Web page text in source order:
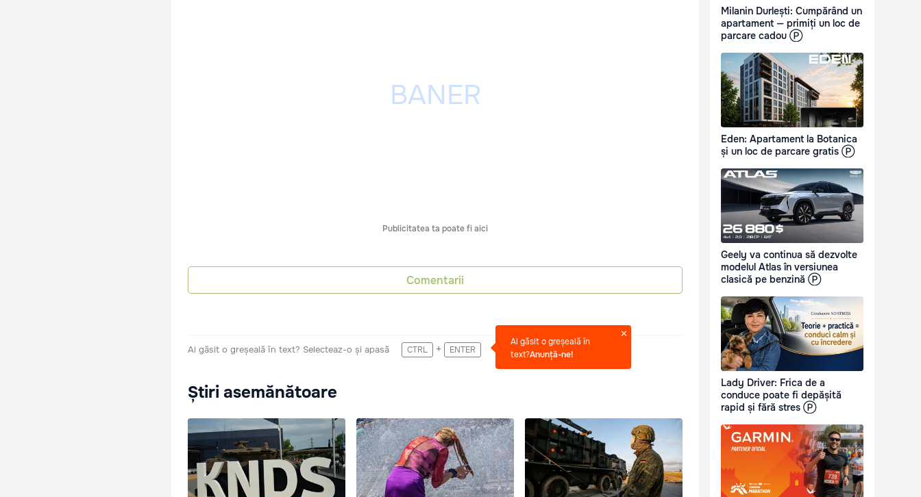
Publicitatea ta poate fi aici
Comentarii
Ai găsit o greșeală în text? Selecteaz-o și apasă CTRL + ENTER
Ai găsit o greșeală în
text?Anunță-ne!
Știri asemănătoare
Milanin Durlești: Cumpărând un
apartament — primiți un loc de
parcare cadou Ⓟ
Eden: Apartament la Botanica
și un loc de parcare gratis Ⓟ
Geely va continua să dezvolte
modelul Atlas în versiunea
clasică pe benzină Ⓟ
Lady Driver: Frica de a
conduce poate fi depășită
rapid și fără stres Ⓟ